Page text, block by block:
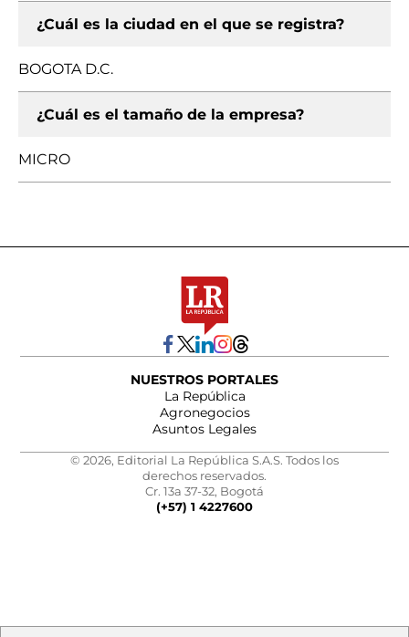
¿Cuál es la ciudad en el que se registra?
BOGOTA D.C.
¿Cuál es el tamaño de la empresa?
MICRO
NUESTROS PORTALES
La República
Agronegocios
Asuntos Legales
© 2026, Editorial La República S.A.S. Todos los
derechos reservados.
Cr. 13a 37-32, Bogotá
(+57) 1 4227600